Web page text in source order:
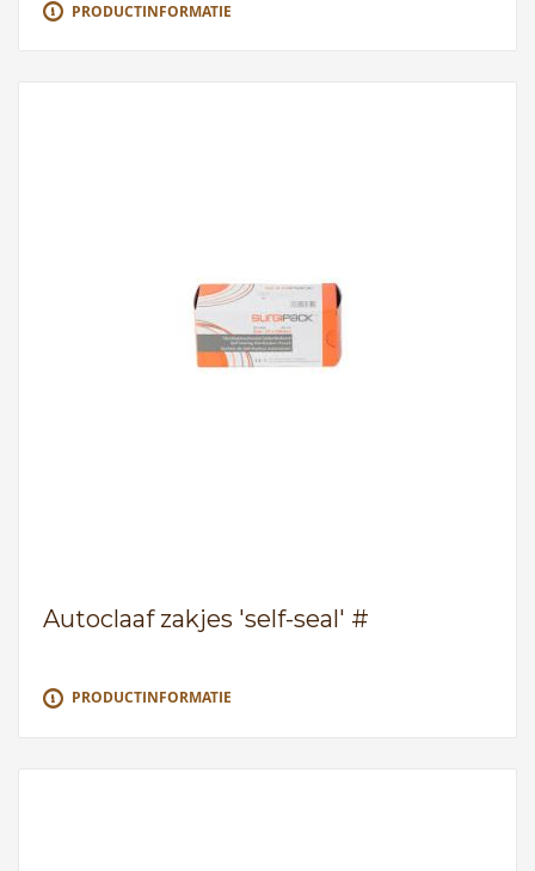
PRODUCTINFORMATIE
Autoclaaf zakjes 'self-seal' #
PRODUCTINFORMATIE